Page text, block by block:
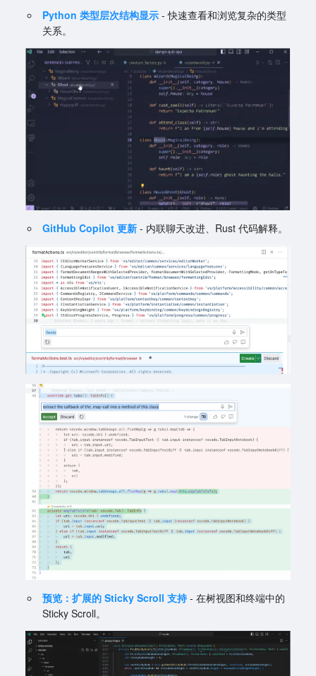
Python 类型层次结构显示 - 快速查看和浏览复杂的类型
关系。
GitHub Copilot 更新 - 内联聊天改进、Rust 代码解释。
预览：扩展的 Sticky Scroll 支持 - 在树视图和终端中的
Sticky Scroll。